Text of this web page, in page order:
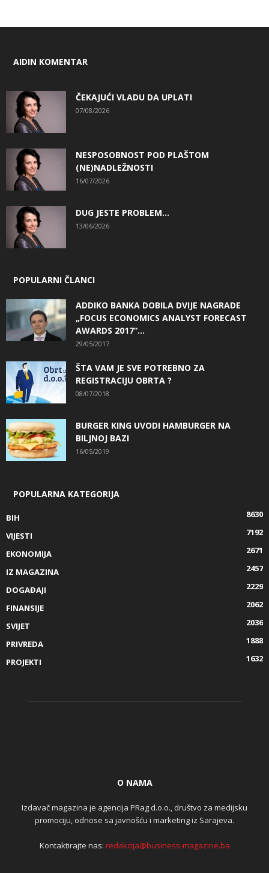
AIDIN KOMENTAR
ČEKAJUĆI VLADU DA UPLATI
07/08/2026
NESPOSOBNOST POD PLAŠTOM
(NE)NADLEŽNOSTI
16/07/2026
DUG JESTE PROBLEM…
13/06/2026
POPULARNI ČLANCI
ADDIKO BANKA DOBILA DVIJE NAGRADE
„FOCUS ECONOMICS ANALYST FORECAST
AWARDS 2017“...
29/05/2017
ŠTA VAM JE SVE POTREBNO ZA
REGISTRACIJU OBRTA ?
08/07/2018
BURGER KING UVODI HAMBURGER NA
BILJNOJ BAZI
16/05/2019
POPULARNA KATEGORIJA
BIH
8630
VIJESTI
7192
EKONOMIJA
2671
IZ MAGAZINA
2457
DOGAĐAJI
2229
FINANSIJE
2062
SVIJET
2036
PRIVREDA
1888
PROJEKTI
1632
O NAMA
Izdavač magazina je agencija PRag d.o.o., društvo za medijsku
promociju, odnose sa javnošću i marketing iz Sarajeva.
Kontaktirajte nas: redakcija@business-magazine.ba